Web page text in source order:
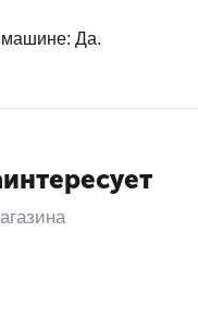
машине: Да.